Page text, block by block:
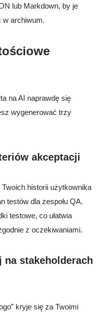
lub Markdown, by je
w archiwum.
na AI naprawdę się
wygenerować trzy
akceptacji
historii użytkownika
testów dla zespołu QA.
testowe, co ułatwia
z oczekiwaniami.
na stakeholderach
kryje się za Twoimi